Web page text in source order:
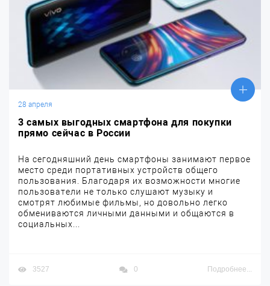
28 апреля
3 самых выгодных смартфона для покупки
прямо сейчас в России
На сегодняшний день смартфоны занимают первое
место среди портативных устройств общего
пользования. Благодаря их возможности многие
пользователи не только слушают музыку и
смотрят любимые фильмы, но довольно легко
обмениваются личными данными и общаются в
социальных...
3527 0 Подробнее...